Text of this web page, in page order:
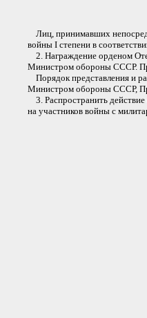
Лиц, принимавших
войны I степени в
2. Награждение орденом
Министром обороны СССР.
Порядок представления и
Министром обороны СССР,
3. Распространить действие
на участников войны с